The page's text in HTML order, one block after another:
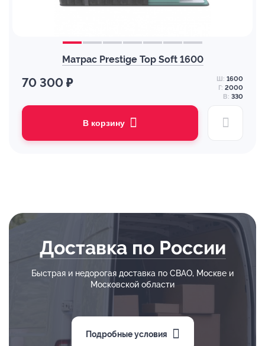
Матрас Prestige Top Soft 1600
70 300 ₽ Ш: 1600
Г: 2000
В: 330
В корзину
Доставка по России
Быстрая и недорогая доставка по СВАО, Москве и
Московской области
Подробные условия